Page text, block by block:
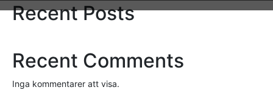
Recent Posts
Recent Comments
Inga kommentarer att visa.